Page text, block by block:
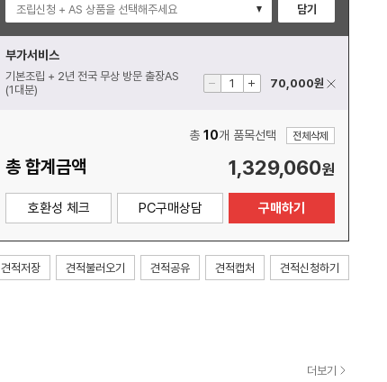
모니터 받침대
키보드
사운드바
스피커
PC헤드셋
조립신청 + AS 상품을 선택해주세요 담기
부가서비스
기본조립 + 2년 전국 무상 방문 출장AS
(1대분)
70,000원
총 10개 품목선택 전체삭제
총 합계금액 1,329,060원
호환성 체크 PC구매상담 구매하기
견적저장 견적불러오기 견적공유 견적캡처 견적신청하기
더보기